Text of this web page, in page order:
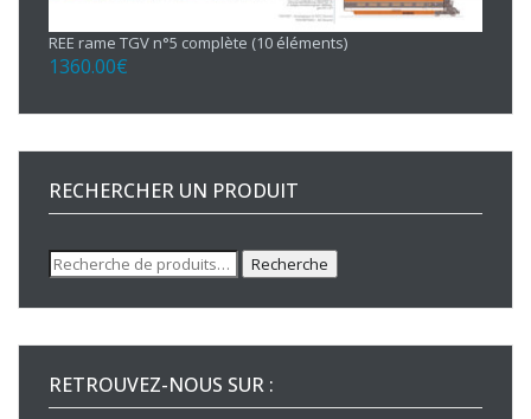
REE rame TGV n°5 complète (10 éléments)
1360.00€
RECHERCHER UN PRODUIT
Recherche
pour :
Recherche
RETROUVEZ-NOUS SUR :